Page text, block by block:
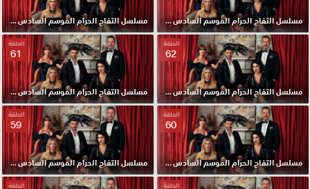
مسلسل التفاح الحرام الموسم السادس مدبلج الحلقة 64 HD مسلسل التفاح الحرام الموسم السادس مدبلج الحلقة 63 HD
الحلقة
62
مسلسل التفاح الحرام الموسم السادس مدبلج الحلقة 62 HD
الحلقة
61
مسلسل التفاح الحرام الموسم السادس مدبلج الحلقة 61 HD
الحلقة
60
مسلسل التفاح الحرام الموسم السادس مدبلج الحلقة 60 HD
الحلقة
59
مسلسل التفاح الحرام الموسم السادس مدبلج الحلقة 59 HD
الحلقة الحلقة